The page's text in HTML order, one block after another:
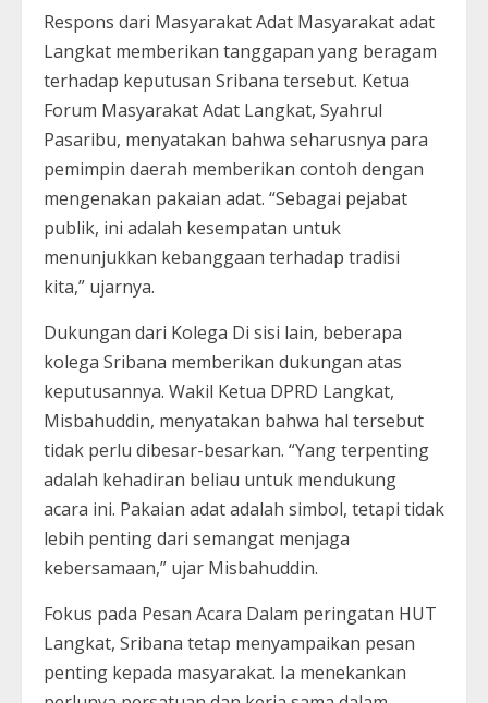
Respons dari Masyarakat Adat Masyarakat adat
Langkat memberikan tanggapan yang beragam
terhadap keputusan Sribana tersebut. Ketua
Forum Masyarakat Adat Langkat, Syahrul
Pasaribu, menyatakan bahwa seharusnya para
pemimpin daerah memberikan contoh dengan
mengenakan pakaian adat. “Sebagai pejabat
publik, ini adalah kesempatan untuk
menunjukkan kebanggaan terhadap tradisi
kita,” ujarnya.
Dukungan dari Kolega Di sisi lain, beberapa
kolega Sribana memberikan dukungan atas
keputusannya. Wakil Ketua DPRD Langkat,
Misbahuddin, menyatakan bahwa hal tersebut
tidak perlu dibesar-besarkan. “Yang terpenting
adalah kehadiran beliau untuk mendukung
acara ini. Pakaian adat adalah simbol, tetapi tidak
lebih penting dari semangat menjaga
kebersamaan,” ujar Misbahuddin.
Fokus pada Pesan Acara Dalam peringatan HUT
Langkat, Sribana tetap menyampaikan pesan
penting kepada masyarakat. Ia menekankan